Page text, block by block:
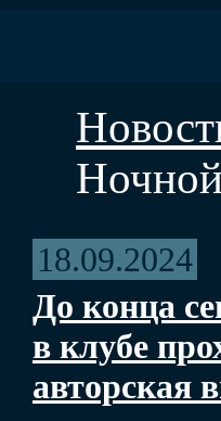
18.09.2024
До конца
в клубе
авторская